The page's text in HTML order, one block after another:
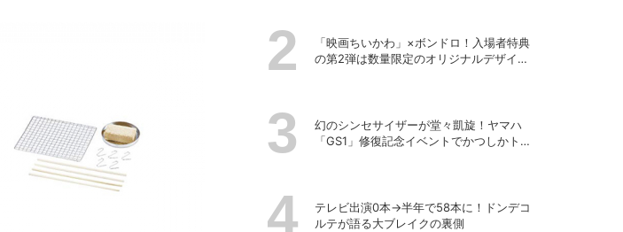
「映画ちいかわ」×ボンドロ！入場者特典
の第2弾は数量限定のオリジナルデザイン
幻のシンセサイザーが堂々凱旋！ヤマハ
「GS1」修復記念イベントでかつしかトリ
テレビ出演0本→半年で58本に！ドンデコ
ルテが語る大ブレイクの裏側